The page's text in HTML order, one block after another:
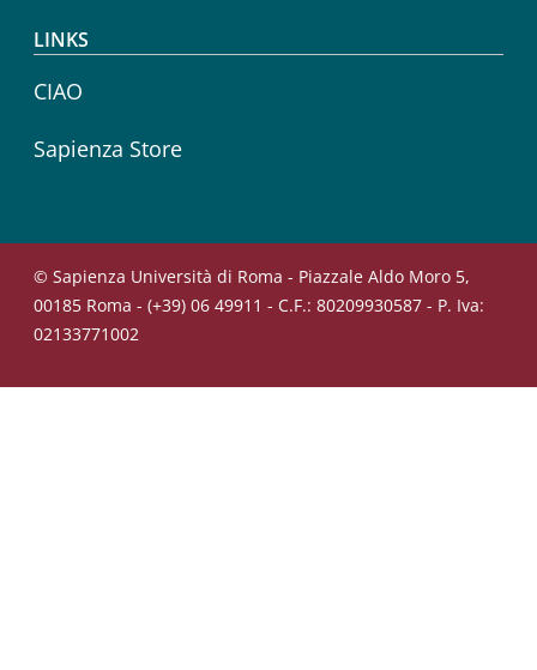
LINKS
CIAO
Sapienza Store
© Sapienza Università di Roma - Piazzale Aldo Moro 5,
00185 Roma - (+39) 06 49911 - C.F.: 80209930587 - P. Iva:
02133771002